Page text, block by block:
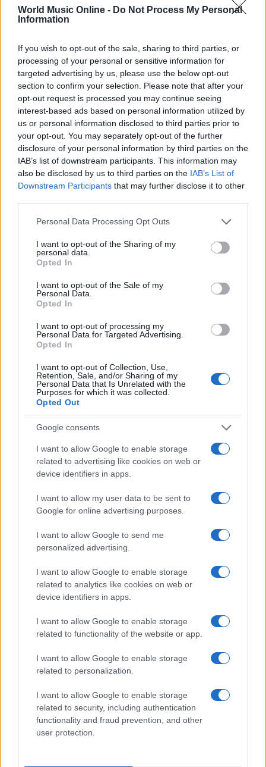
World Music Online - Do Not Process My Personal
Information
If you wish to opt-out of the sale, sharing to third parties, or
processing of your personal or sensitive information for
targeted advertising by us, please use the below opt-out
section to confirm your selection. Please note that after your
opt-out request is processed you may continue seeing
interest-based ads based on personal information utilized by
us or personal information disclosed to third parties prior to
your opt-out. You may separately opt-out of the further
disclosure of your personal information by third parties on the
IAB’s list of downstream participants. This information may
also be disclosed by us to third parties on the IAB’s List of
Downstream Participants that may further disclose it to other
Please note that this website/app uses one or more Google
not limited to your visit or usage behaviour. You may click to
grant or deny consent to Google and its third-party tags to
use your data for below specified purposes in below Google
consent section.
Personal Data Processing Opt Outs
I want to opt-out of the Sharing of my
personal data.
Opted In
I want to opt-out of the Sale of my
Personal Data.
Opted In
I want to opt-out of processing my
Personal Data for Targeted Advertising.
Opted In
I want to opt-out of Collection, Use,
Retention, Sale, and/or Sharing of my
Personal Data that Is Unrelated with the
Purposes for which it was collected.
Opted Out
Google consents
I want to allow Google to enable storage
related to advertising like cookies on web or
device identifiers in apps.
I want to allow my user data to be sent to
Google for online advertising purposes.
I want to allow Google to send me
personalized advertising.
I want to allow Google to enable storage
related to analytics like cookies on web or
device identifiers in apps.
I want to allow Google to enable storage
related to functionality of the website or app.
I want to allow Google to enable storage
related to personalization.
I want to allow Google to enable storage
related to security, including authentication
functionality and fraud prevention, and other
user protection.
Continua a leggere
NEWS
Ariana Grande debutta al primo posto con Petal e
annuncia una pausa dalla vita pubblica
Letizia Fontana · 8 Ago 2026
NEWS
ritorno sul palco
Susanna Riva · 6 Ago 2026